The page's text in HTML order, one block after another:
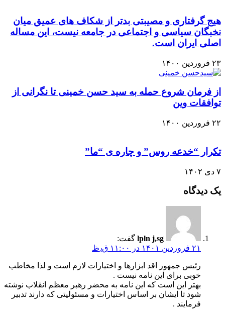
هیج گرفتاری و مصیبتی بدتر از شکاف های عمیق میان
نخبگان سیاسی و اجتماعی در جامعه نیست، این مساله
اصلی ایران است.
۲۳ فروردین ۱۴۰۰
از فرمان شروع حمله به سید حسن خمینی تا نگرانی از
توافقات وین
۲۲ فروردین ۱۴۰۰
تکرار “خدعه روس” و چاره ی “ما”
۷ دی ۱۴۰۲
یک دیدگاه
lpln j,sg گفت:
۲۱ فروردین ۱۴۰۱ در ۱۱:۰۰ ق٫ظ
رئیس جمهور اقد ابزارها و اختیارات لازم است و لذا مخاطب
خوبی برای این نامه نیست .
بهتر این است که این نامه به محضر رهبر معظم انقلاب نوشته
شود تا ایشان بر اساس اختیارات و مسئولیتی که دارند تدبیر
فرمایند .